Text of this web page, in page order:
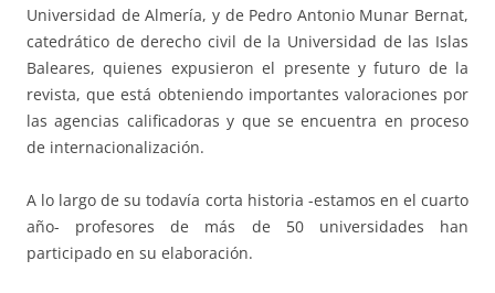
Universidad de Almería, y de Pedro Antonio Munar Bernat,
catedrático de derecho civil de la Universidad de las Islas
Baleares, quienes expusieron el presente y futuro de la
revista, que está obteniendo importantes valoraciones por
las agencias calificadoras y que se encuentra en proceso
de internacionalización.
A lo largo de su todavía corta historia -estamos en el cuarto
año- profesores de más de 50 universidades han
participado en su elaboración.